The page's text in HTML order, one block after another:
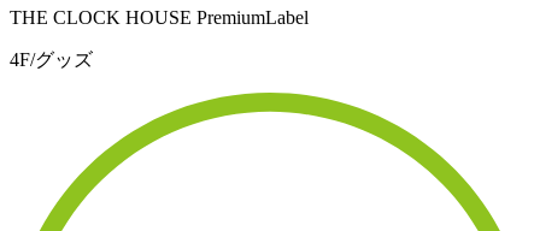
THE CLOCK HOUSE PremiumLabel
4F/グッズ